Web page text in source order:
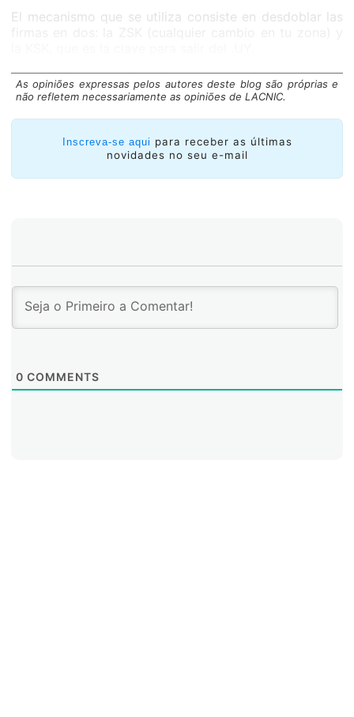
El mecanismo que se utiliza consiste en desdoblar las
As opiniões expressas pelos autores deste blog são próprias e
não refletem necessariamente as opiniões de LACNIC.
Inscreva-se aqui para receber as últimas
novidades no seu e-mail
0 COMMENTS